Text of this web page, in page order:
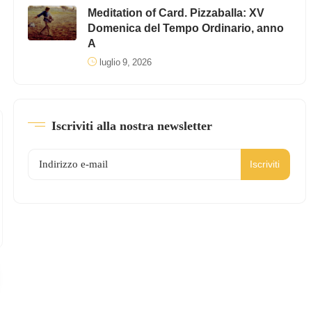
Meditation of Card. Pizzaballa: XV
Domenica del Tempo Ordinario, anno
A
luglio 9, 2026
Iscriviti alla nostra newsletter
Iscriviti